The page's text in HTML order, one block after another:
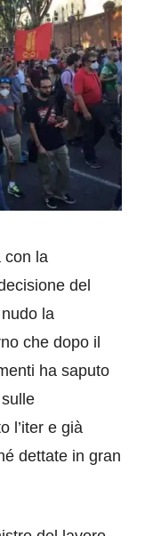
con la
del
la
che dopo il
ha saputo
l’iter e già
dettate in gran